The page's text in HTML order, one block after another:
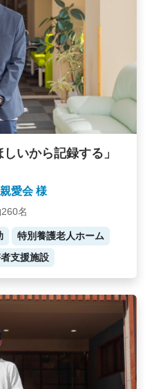
いから記録する」
愛会 様
名
特別養護老人ホーム
支援施設